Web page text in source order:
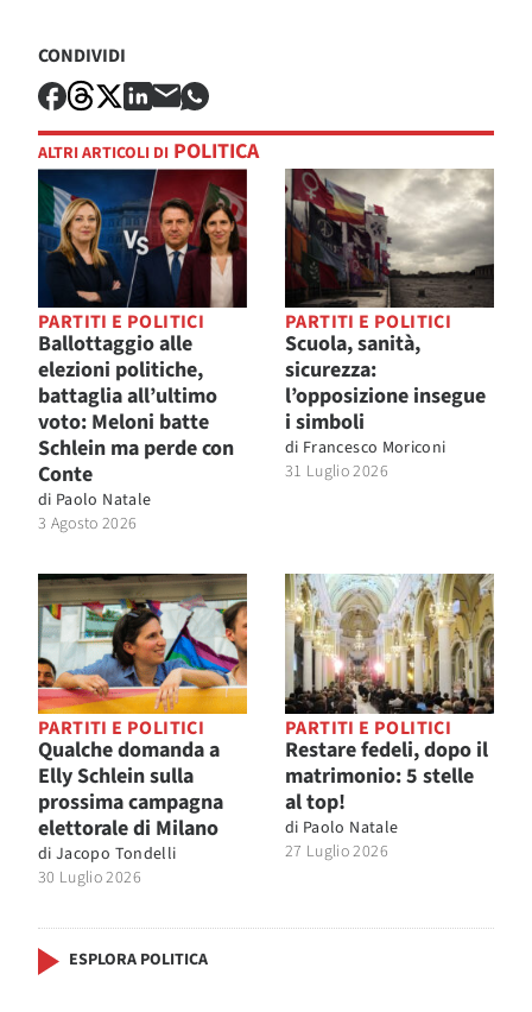
CONDIVIDI
ALTRI ARTICOLI DI POLITICA
PARTITI E POLITICI
Ballottaggio alle
elezioni politiche,
battaglia all’ultimo
voto: Meloni batte
Schlein ma perde con
Conte
di Paolo Natale
3 Agosto 2026
PARTITI E POLITICI
Scuola, sanità,
sicurezza:
l’opposizione insegue
i simboli
di Francesco Moriconi
31 Luglio 2026
PARTITI E POLITICI
Qualche domanda a
Elly Schlein sulla
prossima campagna
elettorale di Milano
di Jacopo Tondelli
30 Luglio 2026
PARTITI E POLITICI
Restare fedeli, dopo il
matrimonio: 5 stelle
al top!
di Paolo Natale
27 Luglio 2026
ESPLORA POLITICA